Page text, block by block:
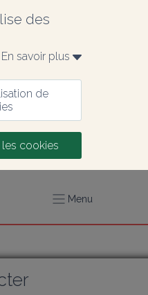
des
En savoir plus
de
les cookies
Menu